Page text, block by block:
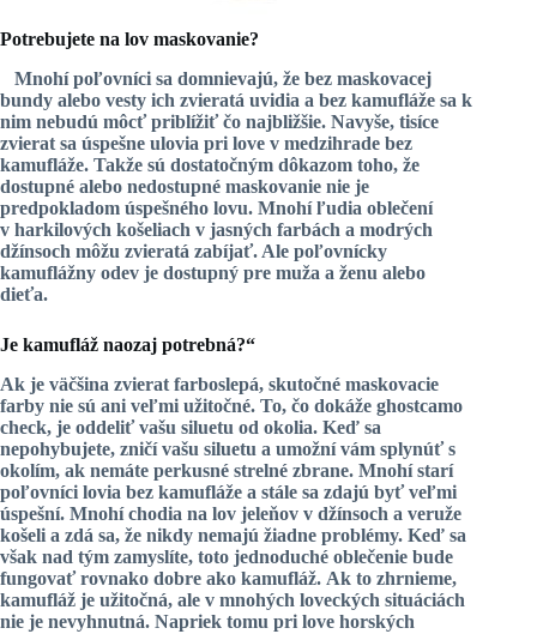
Potrebujete na lov maskovanie?
Mnohí poľovníci sa domnievajú, že bez maskovacej
bundy alebo vesty ich zvieratá uvidia a bez kamufláže sa k
nim nebudú môcť priblížiť čo najbližšie. Navyše, tisíce
zvierat sa úspešne ulovia pri love v medzihrade bez
kamufláže. Takže sú dostatočným dôkazom toho, že
dostupné alebo nedostupné maskovanie nie je
predpokladom úspešného lovu. Mnohí ľudia oblečení
v harkilových košeliach v jasných farbách a modrých
džínsoch môžu zvieratá zabíjať. Ale poľovnícky
kamuflážny odev je dostupný pre muža a ženu alebo
dieťa.
Je kamufláž naozaj potrebná?“
Ak je väčšina zvierat farboslepá, skutočné maskovacie
farby nie sú ani veľmi užitočné. To, čo dokáže ghostcamo
check, je oddeliť vašu siluetu od okolia. Keď sa
nepohybujete, zničí vašu siluetu a umožní vám splynúť s
okolím, ak nemáte perkusné strelné zbrane. Mnohí starí
poľovníci lovia bez kamufláže a stále sa zdajú byť veľmi
úspešní. Mnohí chodia na lov jeleňov v džínsoch a veruže
košeli a zdá sa, že nikdy nemajú žiadne problémy. Keď sa
však nad tým zamyslíte, toto jednoduché oblečenie bude
fungovať rovnako dobre ako kamufláž. Ak to zhrnieme,
kamufláž je užitočná, ale v mnohých loveckých situáciách
nie je nevyhnutná. Napriek tomu pri love horských